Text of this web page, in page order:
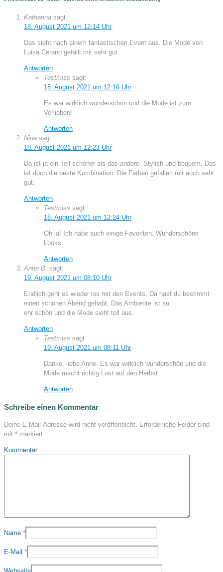
Katharina sagt:
18. August 2021 um 12:14 Uhr
Das sieht nach einem fantastischen Event aus. Die Mode von
Luisa Cerano gefällt mir sehr gut.
Antworten
Testmiss sagt:
18. August 2021 um 12:16 Uhr
Es war wirklich wunderschön und die Mode ist zum
Verlieben!
Antworten
Nina sagt:
18. August 2021 um 12:23 Uhr
Da ist ja ein Teil schöner als das andere. Stylish und bequem. Das
ist doch die beste Kombination. Die Farben gefallen mir auch sehr
gut.
Antworten
Testmiss sagt:
18. August 2021 um 12:24 Uhr
Oh ja! Ich habe auch einige Favoriten. Wunderschöne
Looks.
Antworten
Anne B. sagt:
19. August 2021 um 08:10 Uhr
Endlich geht es wieder los mit den Events. Da hast du bestimmt
einen schönen Abend gehabt. Das Ambiente ist su
ehr schön und die Mode sieht toll aus.
Antworten
Testmiss sagt:
19. August 2021 um 08:11 Uhr
Danke, liebe Anne. Es war wirklich wunderschön und die
Mode macht richtig Lust auf den Herbst.
Antworten
Schreibe einen Kommentar
Deine E-Mail-Adresse wird nicht veröffentlicht.
Erforderliche Felder sind
mit * markiert
Kommentar
Name *
E-Mail *